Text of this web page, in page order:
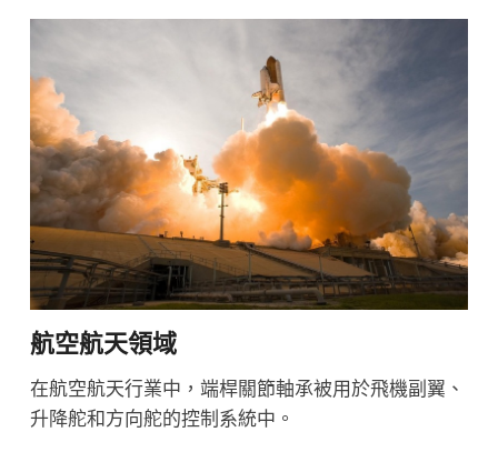
航空航天領域
在航空航天行業中，端桿關節軸承被用於飛機副翼、
升降舵和方向舵的控制系統中。